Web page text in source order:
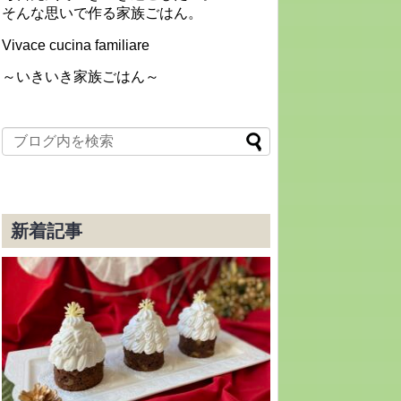
そんな思いで作る家族ごはん。
Vivace cucina familiare
～いきいき家族ごはん～
新着記事